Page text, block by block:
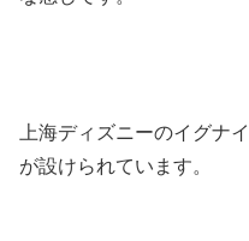
上海ディズニーのイグナ
が設けられています。